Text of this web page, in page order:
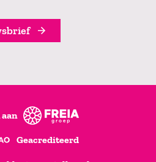
Geacrediteerd